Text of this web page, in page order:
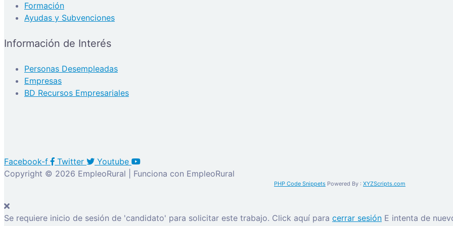
Formación
Ayudas y Subvenciones
Información de Interés
Personas Desempleadas
Empresas
BD Recursos Empresariales
Facebook-f Twitter
Youtube
Copyright © 2026 EmpleoRural | Funciona con EmpleoRural
PHP Code Snippets Powered By : XYZScripts.com
Se requiere inicio de sesión de 'candidato' para solicitar este trabajo. Click aquí para cerrar sesión E intenta de